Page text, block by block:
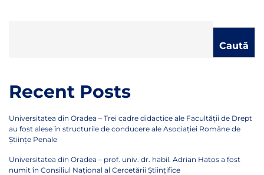
Caută
Recent Posts
Universitatea din Oradea – Trei cadre didactice ale Facultății de Drept
au fost alese în structurile de conducere ale Asociației Române de
Științe Penale
Universitatea din Oradea – prof. univ. dr. habil. Adrian Hatos a fost
numit în Consiliul Național al Cercetării Științifice